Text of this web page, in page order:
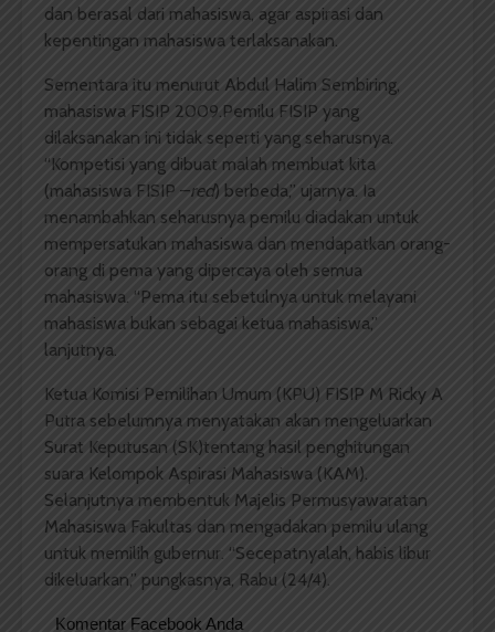
dan berasal dari mahasiswa, agar aspirasi dan
kepentingan mahasiswa terlaksanakan.
Sementara itu menurut Abdul Halim Sembiring,
mahasiswa FISIP 2009.Pemilu FISIP yang
dilaksanakan ini tidak seperti yang seharusnya.
“Kompetisi yang dibuat malah membuat kita
(mahasiswa FISIP –red) berbeda,” ujarnya. Ia
menambahkan seharusnya pemilu diadakan untuk
mempersatukan mahasiswa dan mendapatkan orang-
orang di pema yang dipercaya oleh semua
mahasiswa. “Pema itu sebetulnya untuk melayani
mahasiswa bukan sebagai ketua mahasiswa,”
lanjutnya.
Ketua Komisi Pemilihan Umum (KPU) FISIP M Ricky A
Putra sebelumnya menyatakan akan mengeluarkan
Surat Keputusan (SK)tentang hasil penghitungan
suara Kelompok Aspirasi Mahasiswa (KAM).
Selanjutnya membentuk Majelis Permusyawaratan
Mahasiswa Fakultas dan mengadakan pemilu ulang
untuk memilih gubernur. “Secepatnyalah, habis libur
dikeluarkan,” pungkasnya, Rabu (24/4).
Komentar Facebook Anda